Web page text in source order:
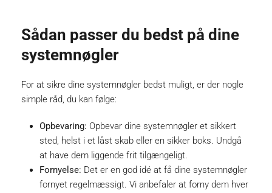
Sådan passer du bedst på dine
systemnøgler
For at sikre dine systemnøgler bedst muligt, er der nogle
simple råd, du kan følge:
Opbevaring: Opbevar dine systemnøgler et sikkert
sted, helst i et låst skab eller en sikker boks. Undgå
at have dem liggende frit tilgængeligt.
Fornyelse: Det er en god idé at få dine systemnøgler
fornyet regelmæssigt. Vi anbefaler at forny dem hver